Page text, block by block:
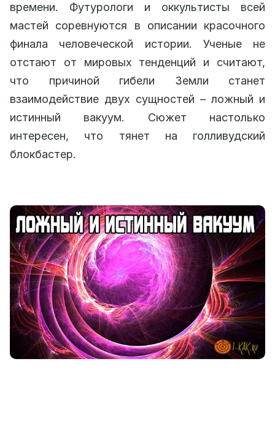
времени. Футурологи и оккультисты всей
мастей соревнуются в описании красочного
финала человеческой истории. Ученые не
отстают от мировых тенденций и считают,
что причиной гибели Земли станет
взаимодействие двух сущностей – ложный и
истинный вакуум. Сюжет настолько
интересен, что тянет на голливудский
блокбастер.